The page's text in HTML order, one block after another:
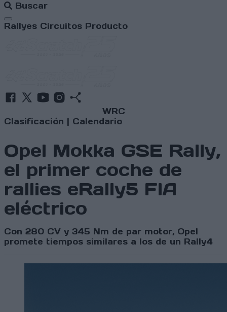
Buscar
Abrir menú
Rallyes Circuitos Producto
WRC
Clasificación | Calendario
Opel Mokka GSE Rally,
el primer coche de
rallies eRally5 FIA
eléctrico
Con 280 CV y 345 Nm de par motor, Opel
promete tiempos similares a los de un Rally4